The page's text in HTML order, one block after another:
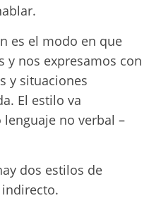
es el modo en que
y nos expresamos con
y situaciones
El estilo va
no verbal –
dos estilos de